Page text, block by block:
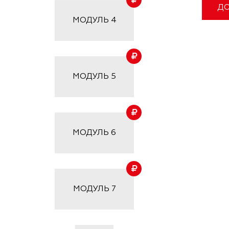
МОДУЛЬ 4
МОДУЛЬ 5
МОДУЛЬ 6
МОДУЛЬ 7